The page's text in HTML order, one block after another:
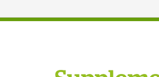
Professioneel advies en snelle